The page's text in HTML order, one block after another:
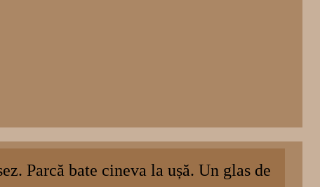
Parcă bate cineva la ușă. Un glas de